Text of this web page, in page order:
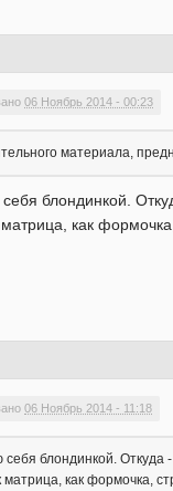
06 Ноябрь 2014 - 00:23
материала,
себя блондинкой.
как
06 Ноябрь 2014 - 11:18
себя блондинкой. Откуда
матрица, как формочка,